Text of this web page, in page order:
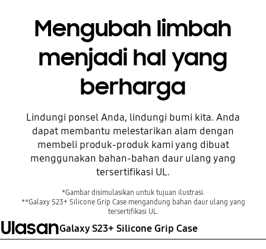
Mengubah limbah
menjadi hal yang
berharga
Lindungi ponsel Anda, lindungi bumi kita. Anda
dapat membantu melestarikan alam dengan
membeli produk-produk kami yang dibuat
menggunakan bahan-bahan daur ulang yang
tersertifikasi UL.
*Gambar disimulasikan untuk tujuan ilustrasi.
**Galaxy S23+ Silicone Grip Case mengandung bahan daur ulang yang
tersertifikasi UL.
Sebelum
UlasanGalaxy S23+ Silicone Grip Case